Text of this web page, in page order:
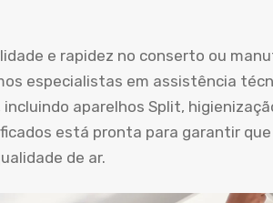
e rapidez no conserto ou
especialistas em assistência
aparelhos Split,
está pronta para garantir
de ar.